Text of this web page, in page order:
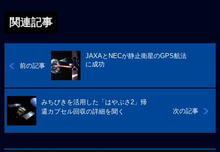
関連記事
前の記事
JAXAとNECが静止衛星のGPS航法
に成功
次の記事
みちびきを活用した「はやぶさ2」帰
還カプセル回収の詳細を聞く